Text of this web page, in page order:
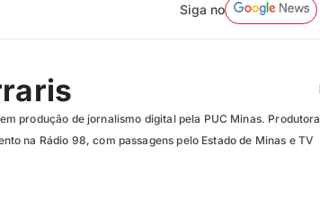
Siga no
produção de jornalismo digital pela PUC Minas. Produtora
na Rádio 98, com passagens pelo Estado de Minas e TV